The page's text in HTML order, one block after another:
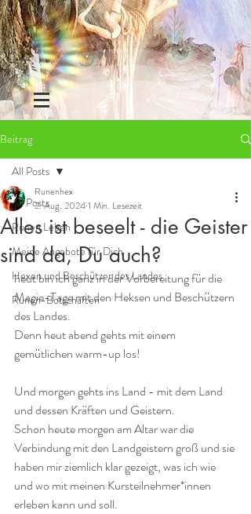
Beitrag
All Posts
Runen Leben
Meine Angebote für Dich
Hexen und Beschützer des Landes
Runen-Botschaften
All Posts
Alles ist beseelt - die Geister
sind da, Du auch?
Runenhex
2. Aug. 20241 Min. Lesezeit
heut bin ich ganz in der Vorbereitung für die
Magie-Tage mit den Heksen und Beschützern
des Landes.
Denn heut abend gehts mit einem
gemütlichen warm-up los!
Und morgen gehts ins Land - mit dem Land
und dessen Kräften und Geistern.
Schon heute morgen am Altar war die
Verbindung mit den Landgeistern groß und sie
haben mir ziemlich klar gezeigt, was ich wie
und wo mit meinen Kursteilnehmer*innen
erleben kann und soll.